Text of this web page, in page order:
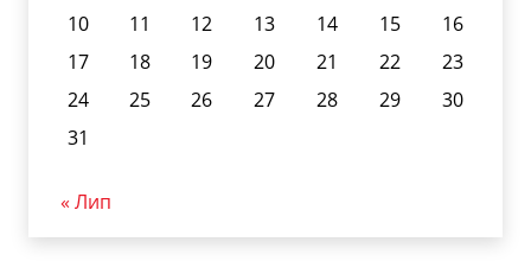
10
11 12 13 14 15
16
17
18 19 20 21 22
23
24
25 26 27 28 29
30
31
« Лип